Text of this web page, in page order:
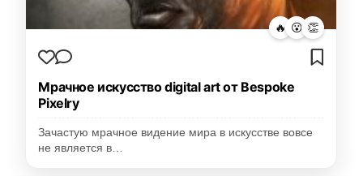
🔥 😮 👏
Мрачное искусство digital art от Bespoke
Pixelry
Зачастую мрачное видение мира в искусстве вовсе
не является в…